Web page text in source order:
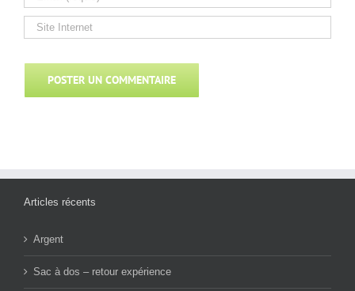
Articles récents
Argent
Sac à dos – retour expérience